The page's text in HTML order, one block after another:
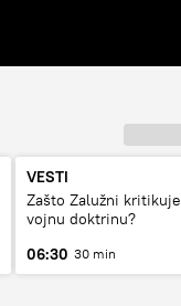
VESTI
Zašto Zalužni
vojnu doktrinu?
06:30 30 min